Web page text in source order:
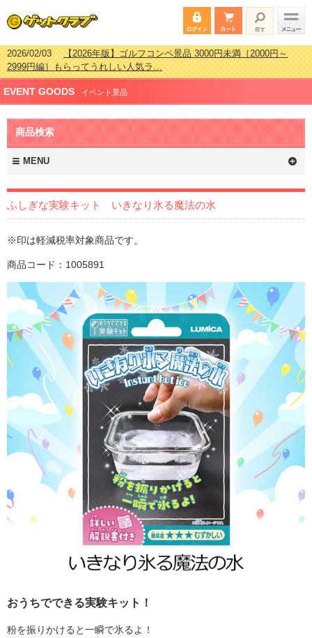
2026/02/03【2026年版】ゴルフコンペ景品 3000円未満［2000円～
2999円編］もらってうれしい人気ラ…
2026/07/15【2026年版】ビンゴゲーム景品おすすめ金額別人気ランキ
ング 更新しました！
2026/04/03【2026年版】ゴルフコンペ景品 3000円未満［2000円～
2999円編］もらってうれしい人気ラ…
2026/02/16
新しました！
EVENT GOODS イベント景品
商品検索
MENU
ふしぎな実験キット いきなり氷る魔法の水
※印は軽減税率対象商品です。
商品コード：1005891
おうちでできる実験キット！
粉を振りかけると一瞬で氷るよ！